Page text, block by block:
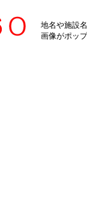
地名や施設
画像がポッ